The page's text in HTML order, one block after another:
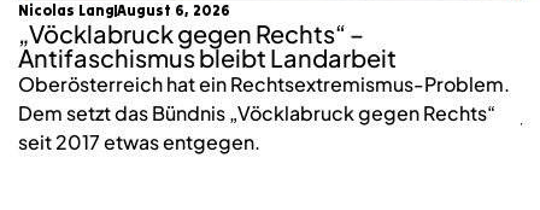
Nicolas Lang August 6, 2026
„Vöcklabruck gegen Rechts“ –
Antifaschismus bleibt Landarbeit
Oberösterreich hat ein Rechtsextremismus-Problem.
Dem setzt das Bündnis „Vöcklabruck gegen Rechts“
seit 2017 etwas entgegen.